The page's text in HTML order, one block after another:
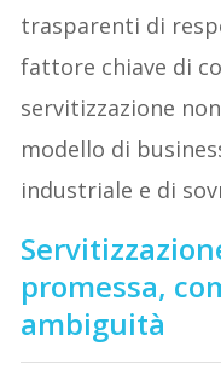
trasparenti di
fattore chiave di
servitizzazione
modello di
industriale e di
promessa,
ambiguità